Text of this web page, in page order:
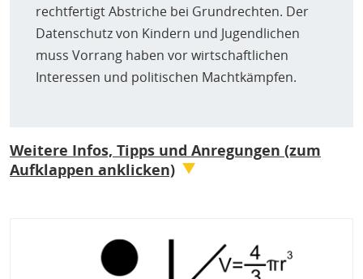
rechtfertigt Abstriche bei Grundrechten. Der
Datenschutz von Kindern und Jugendlichen
muss Vorrang haben vor wirtschaftlichen
Interessen und politischen Machtkämpfen.
Weitere Infos, Tipps und Anregungen (zum
Aufklappen anklicken)
Viele Eltern und Lehrkräfte fühlen sich unverstanden,